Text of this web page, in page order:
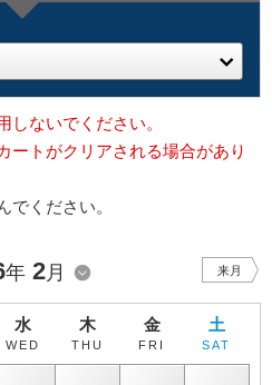
しないでください。
ートがクリアされる場合があり
でください。
年 2月 来月
水
WED
木
THU
金
FRI
土
SAT